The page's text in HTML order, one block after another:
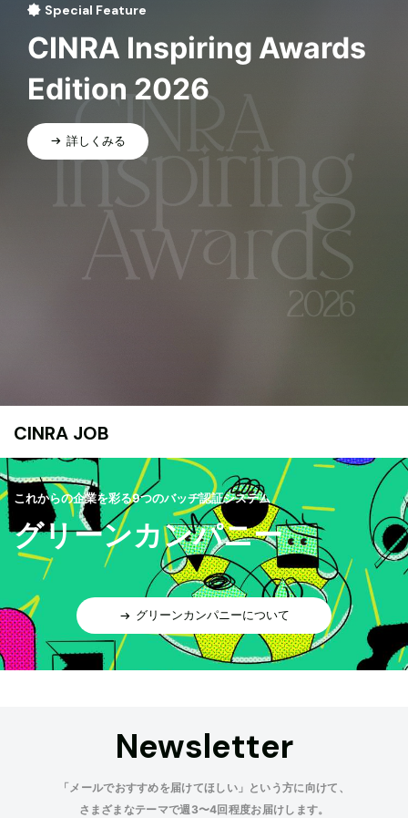
Special Feature
CINRA Inspiring Awards
Edition 2026
詳しくみる
CINRA JOB
これからの企業を彩る9つのバッヂ認証システム
グリーンカンパニー
グリーンカンパニーについて
Newsletter
「メールでおすすめを届けてほしい」という方に向けて、
さまざまなテーマで週3〜4回程度お届けします。